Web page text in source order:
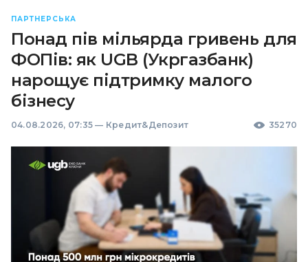
ПАРТНЕРСЬКА
Понад пів мільярда гривень для
ФОПів: як UGB (Укргазбанк)
нарощує підтримку малого
бізнесу
04.08.2026, 07:35 — Кредит&Депозит 35270